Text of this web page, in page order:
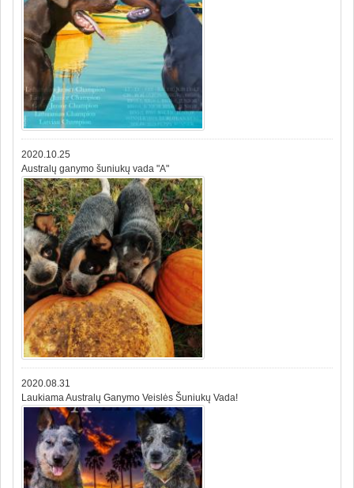
2020.10.25
Australų ganymo šuniukų vada "A"
2020.08.31
Laukiama Australų Ganymo Veislės Šuniukų Vada!